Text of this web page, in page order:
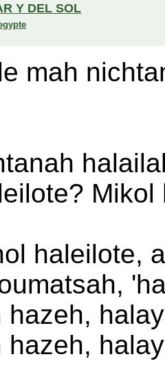
Y DEL SOL
mah
Mikol
haleilote,
hazeh,
hazeh,